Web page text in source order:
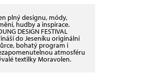
plný designu, módy,
hudby a inspirace.
DESIGN FESTIVAL
do Jeseníku originální
bohatý program i
atmosféru
textilky Moravolen.